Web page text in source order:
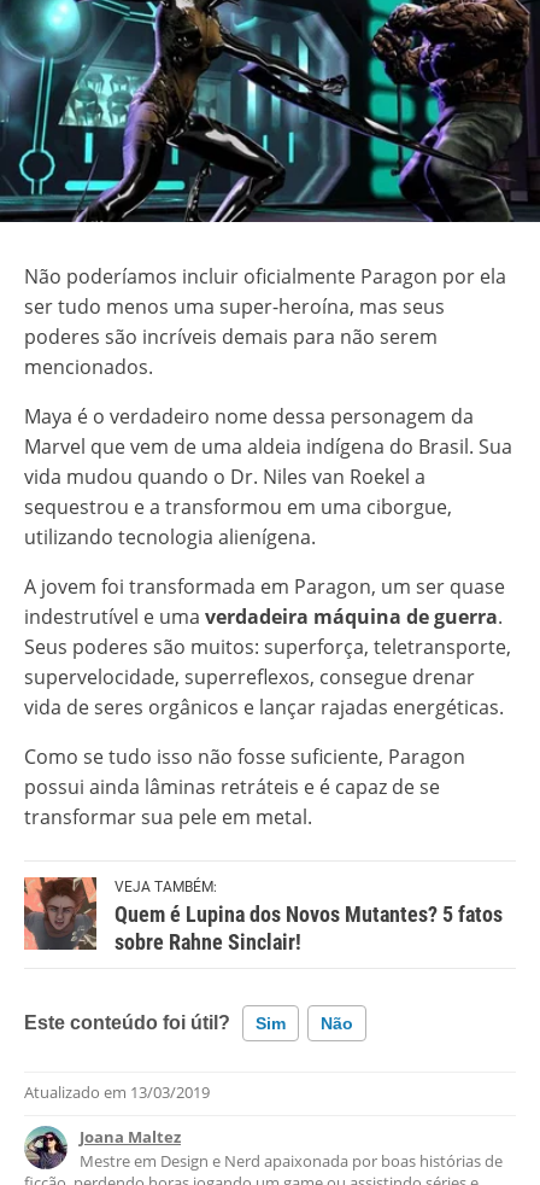
Não poderíamos incluir oficialmente Paragon por ela
ser tudo menos uma super-heroína, mas seus
poderes são incríveis demais para não serem
mencionados.
Maya é o verdadeiro nome dessa personagem da
Marvel que vem de uma aldeia indígena do Brasil. Sua
vida mudou quando o Dr. Niles van Roekel a
sequestrou e a transformou em uma ciborgue,
utilizando tecnologia alienígena.
A jovem foi transformada em Paragon, um ser quase
indestrutível e uma verdadeira máquina de guerra.
Seus poderes são muitos: superforça, teletransporte,
supervelocidade, superreflexos, consegue drenar
vida de seres orgânicos e lançar rajadas energéticas.
Como se tudo isso não fosse suficiente, Paragon
possui ainda lâminas retráteis e é capaz de se
transformar sua pele em metal.
VEJA TAMBÉM:
Quem é Lupina dos Novos Mutantes? 5 fatos
sobre Rahne Sinclair!
Este conteúdo foi útil? Sim Não
Este conteúdo contém informação incorreta
Este conteúdo não tem a informação que procuro
Atualizado em 13/03/2019
Joana Maltez
Mestre em Design e Nerd apaixonada por boas histórias de